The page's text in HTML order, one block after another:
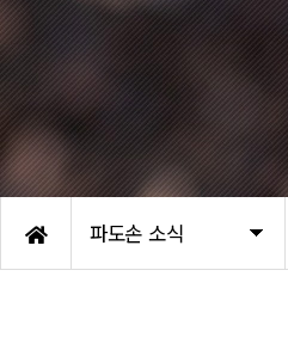
파도손 소식